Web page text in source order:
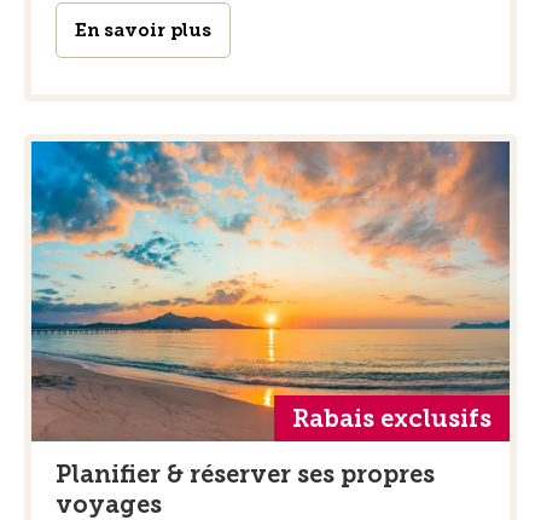
En savoir plus
Rabais exclusifs
Planifier & réserver ses propres
voyages